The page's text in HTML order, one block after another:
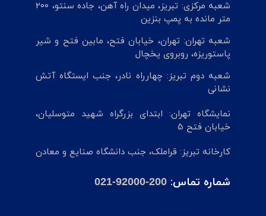
شعبه مرکزی: تبریز، میدان راه آهن، جاده سنتو، 200
متر مانده به پمپ بنزین
شعبه تهران: تهران، خیابان فتح، مابین فتح و شیر
پاستوریزه، روبروی یخچال
شعبه دوم تبریز: چهارراه نادر، جنب ایستگاه آتش
نشانی
نمایشگاه تهران: ابتدای بزرگراه شهید متوسلیان،
خیابان فتح 5
کارخانه تبریز: قراملک، جنب دانشگاه صنایع و معادن
شماره تماس: 021-92000-200